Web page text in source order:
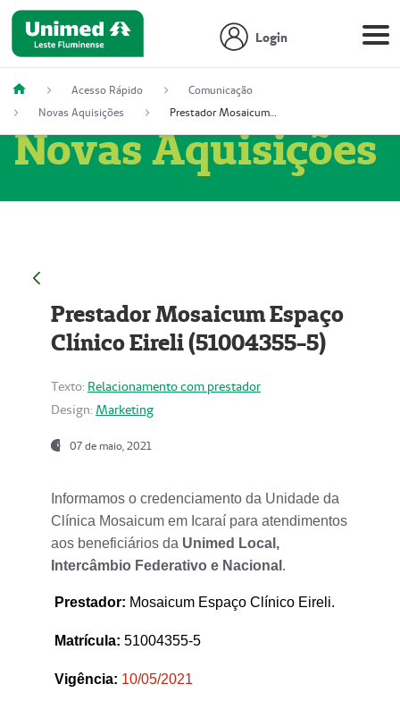
Login
Acesso Rápido
Comunicação
Novas Aquisições
Prestador Mosaicum Espaço Clínico Eireli (51004355-5)
Novas Aquisições
Prestador Mosaicum Espaço
Clínico Eireli (51004355-5)
Texto: Relacionamento com prestador
Design: Marketing
07 de maio, 2021
Informamos o credenciamento da Unidade da
Clínica Mosaicum em Icaraí para atendimentos
aos beneficiários da Unimed Local,
Intercâmbio Federativo e Nacional .
Prestador: Mosaicum Espaço Clínico Eireli.
Matrícula: 51004355-5
Vigência: 10/05/2021